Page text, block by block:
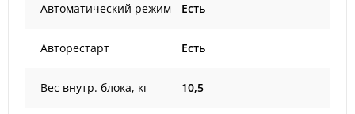
Автоматический режим Есть
Авторестарт Есть
Вес внутр. блока, кг 10,5